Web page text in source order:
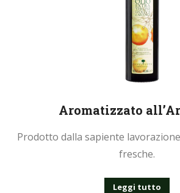
Aromatizzato
Prodotto dalla sapiente
fresche.
Leggi tutto